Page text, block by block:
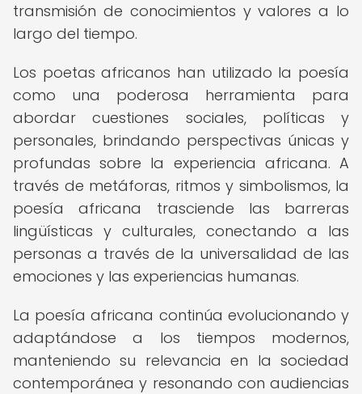
transmisión de conocimientos y valores a lo
largo del tiempo.
Los poetas africanos han utilizado la poesía
como una poderosa herramienta para
abordar cuestiones sociales, políticas y
personales, brindando perspectivas únicas y
profundas sobre la experiencia africana. A
través de metáforas, ritmos y simbolismos, la
poesía africana trasciende las barreras
lingüísticas y culturales, conectando a las
personas a través de la universalidad de las
emociones y las experiencias humanas.
La poesía africana continúa evolucionando y
adaptándose a los tiempos modernos,
manteniendo su relevancia en la sociedad
contemporánea y resonando con audiencias